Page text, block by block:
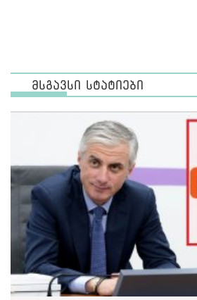
მსგავსი სტატიები